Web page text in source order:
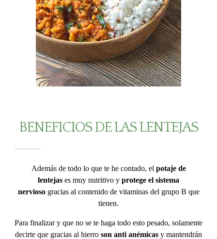
BENEFICIOS DE LAS LENTEJAS
Además de todo lo que te he contado, el potaje de
lentejas es muy nutritivo y protege el sistema
nerviosogracias al contenido de vitaminas del grupo B que
tienen.
Para finalizar y que no se te haga todo esto pesado, solamente
decirte que gracias al hierro son anti anémicas y mantendrán